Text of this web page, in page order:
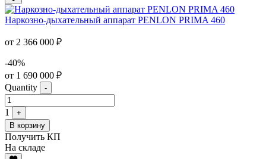
Наркозно-дыхательный аппарат PENLON PRIMA 460
от 2 366 000 ₽
-40%
от 1 690 000 ₽
Quantity
-
1
+
В корзину
Получить КП
На складе